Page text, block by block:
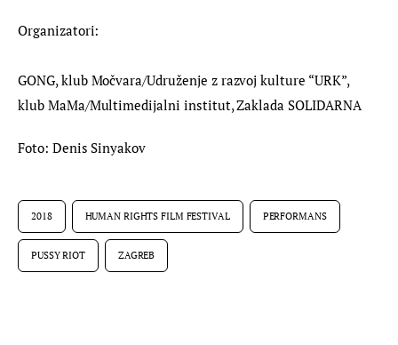
Organizatori:
GONG, klub Močvara/Udruženje z razvoj kulture “URK”,
klub MaMa/Multimedijalni institut, Zaklada SOLIDARNA
Foto: Denis Sinyakov
2018 HUMAN RIGHTS FILM FESTIVAL PERFORMANS
PUSSY RIOT ZAGREB